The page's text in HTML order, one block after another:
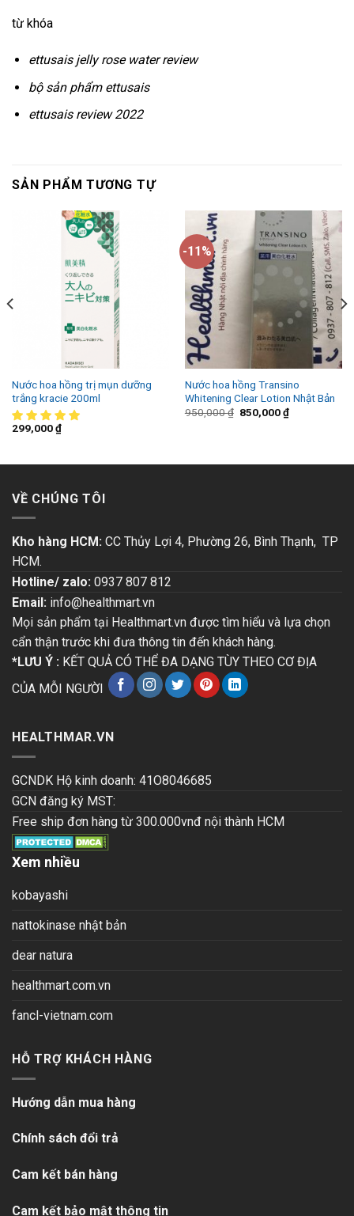
từ khóa
ettusais jelly rose water review
bộ sản phẩm ettusais
ettusais review 2022
SẢN PHẨM TƯƠNG TỰ
Nước hoa hồng trị mụn dưỡng
trắng kracie 200ml
299,000₫
-11%
Nước hoa hồng Transino
Whitening Clear Lotion Nhật Bản
950,000₫ 850,000₫
VỀ CHÚNG TÔI
Kho hàng HCM: CC Thủy Lợi 4, Phường 26, Bình Thạnh, TP
HCM.
Hotline/ zalo: 0937 807 812
Email: info@healthmart.vn
Mọi sản phẩm tại Healthmart.vn được tìm hiểu và lựa chọn
cẩn thận trước khi đưa thông tin đến khách hàng.
*LƯU Ý : KẾT QUẢ CÓ THỂ ĐA DẠNG TÙY THEO CƠ ĐỊA
CỦA MỖI NGƯỜI
HEALTHMAR.VN
GCNDK Hộ kinh doanh: 41O8046685
GCN đăng ký MST:
Free ship đơn hàng từ 300.000vnđ nội thành HCM
Xem nhiều
kobayashi
nattokinase nhật bản
dear natura
healthmart.com.vn
fancl-vietnam.com
HỖ TRỢ KHÁCH HÀNG
Hướng dẫn mua hàng
Chính sách đổi trả
Cam kết bán hàng
Cam kết bảo mật thông tin